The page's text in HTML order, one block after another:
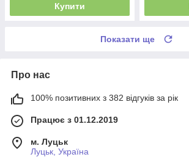
Купити
Показати ще
Про нас
100% позитивних з 382 відгуків за рік
Працює з 01.12.2019
м. Луцьк
Луцьк, Україна